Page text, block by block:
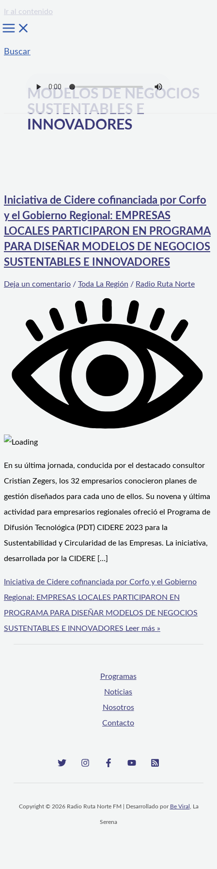
Ir al contenido
Buscar
MODELOS DE NEGOCIOS
SUSTENTABLES E
INNOVADORES
Iniciativa de Cidere cofinanciada por Corfo
y el Gobierno Regional: EMPRESAS
LOCALES PARTICIPARON EN PROGRAMA
PARA DISEÑAR MODELOS DE NEGOCIOS
SUSTENTABLES E INNOVADORES
Deja un comentario / Toda La Región / Radio Ruta Norte
En su última jornada, conducida por el destacado consultor
Cristian Zegers, los 32 empresarios conocieron planes de
gestión diseñados para cada uno de ellos. Su novena y última
actividad para empresarios regionales ofreció el Programa de
Difusión Tecnológica (PDT) CIDERE 2023 para la
Sustentabilidad y Circularidad de las Empresas. La iniciativa,
desarrollada por la CIDERE […]
Iniciativa de Cidere cofinanciada por Corfo y el Gobierno
Regional: EMPRESAS LOCALES PARTICIPARON EN
PROGRAMA PARA DISEÑAR MODELOS DE NEGOCIOS
SUSTENTABLES E INNOVADORES Leer más »
Programas
Noticias
Nosotros
Contacto
Copyright © 2026 Radio Ruta Norte FM | Desarrollado por Be Viral , La
Serena